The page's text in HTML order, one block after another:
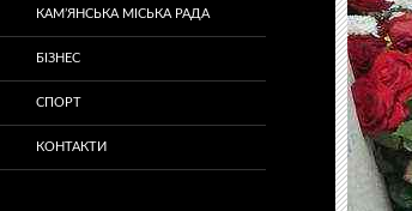
КАМ’ЯНСЬКА МІСЬКА РАДА
БІЗНЕС
СПОРТ
КОНТАКТИ